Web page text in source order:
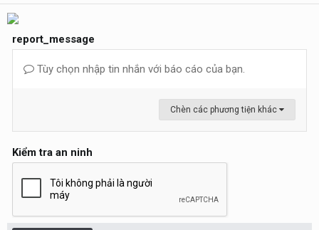
report_message
Tùy chọn nhập tin nhắn với báo cáo của bạn.
Chèn các phương tiện khác
Kiểm tra an ninh